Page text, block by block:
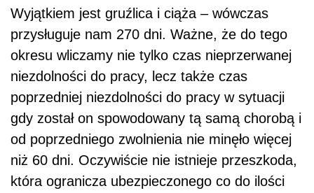
Wyjątkiem jest gruźlica i ciąża – wówczas
przysługuje nam 270 dni. Ważne, że do tego
okresu wliczamy nie tylko czas nieprzerwanej
niezdolności do pracy, lecz także czas
poprzedniej niezdolności do pracy w sytuacji
gdy został on spowodowany tą samą chorobą i
od poprzedniego zwolnienia nie minęło więcej
niż 60 dni. Oczywiście nie istnieje przeszkoda,
która ogranicza ubezpieczonego co do ilości